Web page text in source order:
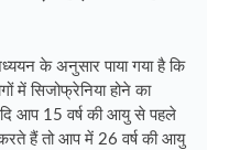
के अनुसार पाया गया है कि
में सिजोफ्रेनिया होने का
आप 15 वर्ष की आयु से पहले
हैं तो आप में 26 वर्ष की आयु